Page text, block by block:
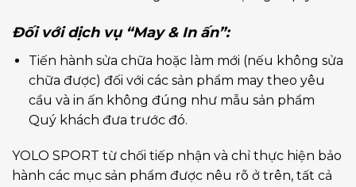
Đối với dịch vụ “May & In ấn”:
Tiến hành sửa chữa hoặc làm mới (nếu không sửa
chữa được) đối với các sản phẩm may theo yêu
cầu và in ấn không đúng như mẫu sản phẩm
Quý khách đưa trước đó.
YOLO SPORT từ chối tiếp nhận và chỉ thực hiện bảo
hành các mục sản phẩm được nêu rõ ở trên, tất cả